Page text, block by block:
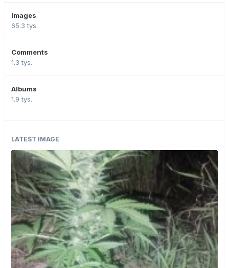
Images
65.3 tys.
Comments
1.3 tys.
Albums
1.9 tys.
LATEST IMAGE